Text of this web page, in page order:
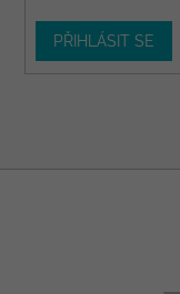
PŘIHLÁSIT SE